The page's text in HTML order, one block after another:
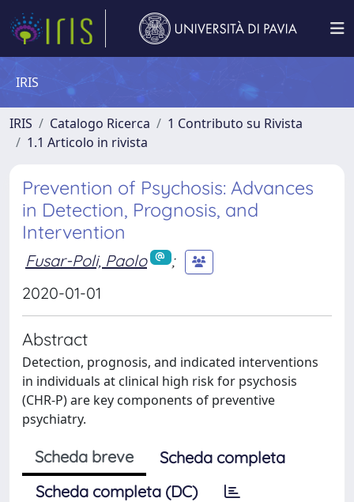
IRIS
IRIS Catalogo Ricerca
1 Contributo su Rivista
1.1 Articolo in rivista
Prevention of Psychosis: Advances
in Detection, Prognosis, and
Intervention
Fusar-Poli, Paolo
;
2020-01-01
Abstract
Detection, prognosis, and indicated interventions
in individuals at clinical high risk for psychosis
(CHR-P) are key components of preventive
psychiatry.
Scheda breve
Scheda completa
Scheda completa (DC)